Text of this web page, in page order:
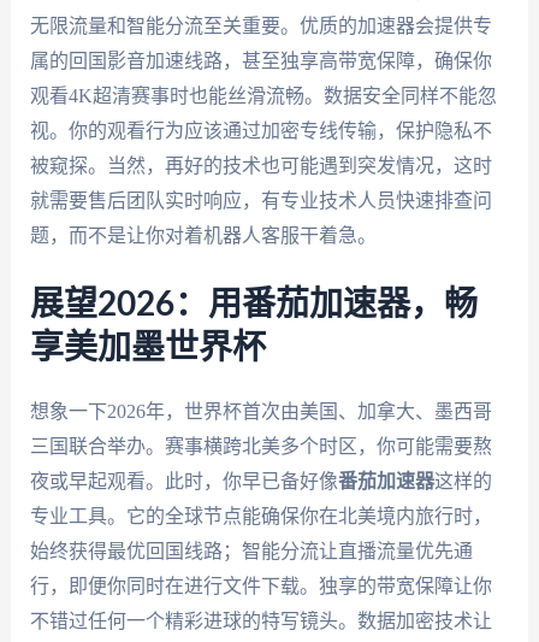
无限流量和智能分流至关重要。优质的加速器会提供专
属的回国影音加速线路，甚至独享高带宽保障，确保你
观看4K超清赛事时也能丝滑流畅。数据安全同样不能忽
视。你的观看行为应该通过加密专线传输，保护隐私不
被窥探。当然，再好的技术也可能遇到突发情况，这时
就需要售后团队实时响应，有专业技术人员快速排查问
题，而不是让你对着机器人客服干着急。
展望2026：用番茄加速器，畅
享美加墨世界杯
想象一下2026年，世界杯首次由美国、加拿大、墨西哥
三国联合举办。赛事横跨北美多个时区，你可能需要熬
夜或早起观看。此时，你早已备好像番茄加速器这样的
专业工具。它的全球节点能确保你在北美境内旅行时，
始终获得最优回国线路；智能分流让直播流量优先通
行，即便你同时在进行文件下载。独享的带宽保障让你
不错过任何一个精彩进球的特写镜头。数据加密技术让